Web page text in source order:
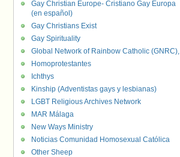
Gay Christian Europe- Cristiano Gay Europa
(en español)
Gay Christians Exist
Gay Spirituality
Global Network of Rainbow Catholic (GNRC),
Homoprotestantes
Ichthys
Kinship (Adventistas gays y lesbianas)
LGBT Religious Archives Network
MAR Málaga
New Ways Ministry
Noticias Comunidad Homosexual Católica
Other Sheep